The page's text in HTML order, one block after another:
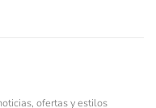
ofertas y estilos